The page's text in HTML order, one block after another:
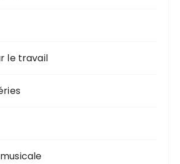
le travail